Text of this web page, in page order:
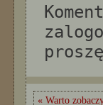
« Warto